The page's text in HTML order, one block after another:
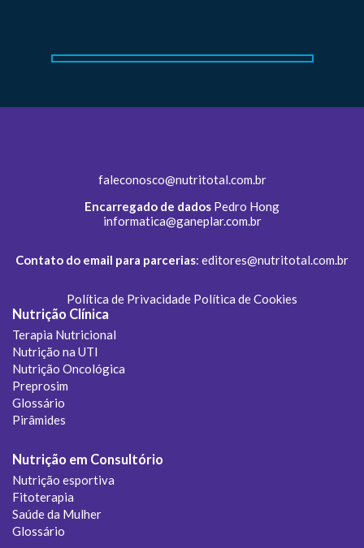
faleconosco@nutritotal.com.br
Encarregado de dados Pedro Hong
informatica@ganeplar.com.br
Contato do email para parcerias: editores@nutritotal.com.br
Política de Privacidade Política de Cookies
Nutrição Clínica
Terapia Nutricional
Nutrição na UTI
Nutrição Oncológica
Preprosim
Glossário
Pirâmides
Nutrição em Consultório
Nutrição esportiva
Fitoterapia
Saúde da Mulher
Glossário